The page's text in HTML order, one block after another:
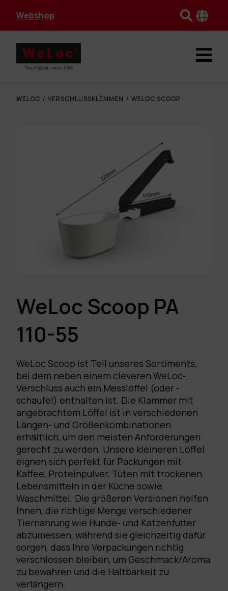
Webshop
WELOC / VERSCHLUSSKLEMMEN / WELOC SCOOP
WeLoc Scoop PA
110-55
WeLoc Scoop ist Teil unseres Sortiments,
bei dem neben einem cleveren WeLoc-
Verschluss auch ein Messlöffel (oder -
schaufel) enthalten ist. Die Klammer mit
angebrachtem Löffel ist in verschiedenen
Längen- und Größenkombinationen
erhältlich, um den meisten Anforderungen
gerecht zu werden. Unsere kleineren Löffel
eignen sich perfekt für Packungen mit
Kaffee, Proteinpulver, Tüten mit trockenen
Lebensmitteln in der Küche sowie
Waschmittel. Die größeren Versionen helfen
Ihnen, die richtige Menge verschiedener
Tiernahrung wie Hunde- und Katzenfutter
abzumessen, während sie gleichzeitig dafür
sorgen, dass Ihre Verpackungen richtig
verschlossen bleiben, um Geschmack/Aroma
zu bewahren und die Haltbarkeit zu
verlängern.